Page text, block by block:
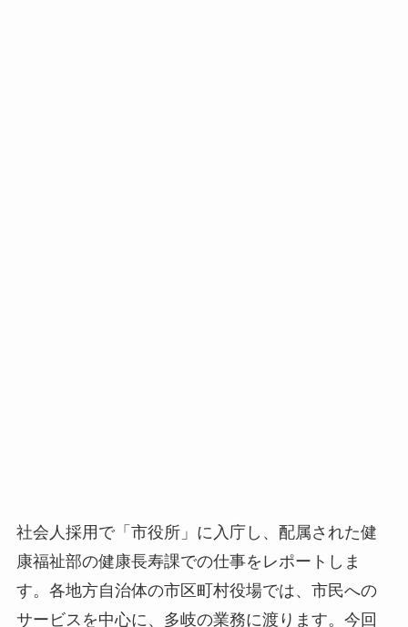
社会人採用で「市役所」に入庁し、配属された健
康福祉部の健康長寿課での仕事をレポートしま
す。各地方自治体の市区町村役場では、市民への
サービスを中心に、多岐の業務に渡ります。今回